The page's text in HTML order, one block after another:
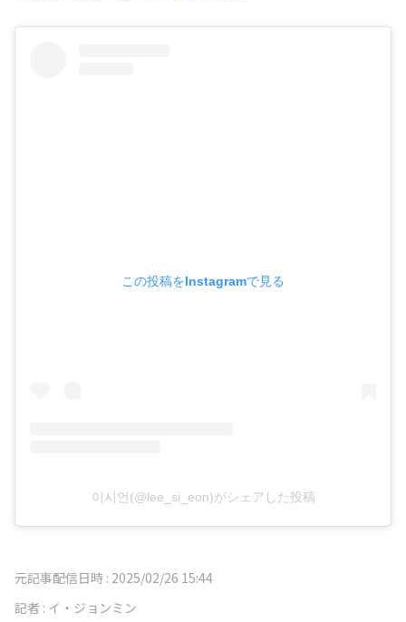
この投稿をInstagramで見る
이시언(@lee_si_eon)がシェアした投稿
元記事配信日時 : 2025/02/26 15:44
記者 : イ・ジョンミン